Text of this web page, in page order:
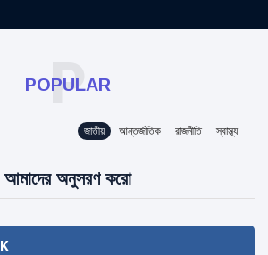
POPULAR
P
জাতীয় আন্তর্জাতিক রাজনীতি স্বাস্থ্য
আমাদের অনুসরণ করো
K